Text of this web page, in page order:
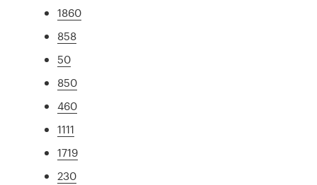
1860
858
50
850
460
1111
1719
230